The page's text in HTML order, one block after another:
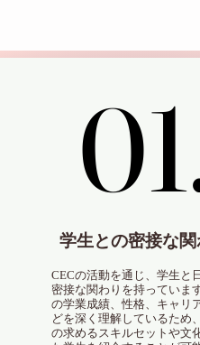
学生との密接な関
CECの活動を通じ、学生と
密接な関わりを持っていま
の学業成績、性格、キャリ
どを深く理解しているため
の求めるスキルセットや文